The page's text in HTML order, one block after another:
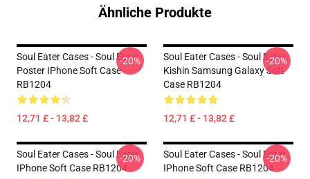
Ähnliche Produkte
Soul Eater Cases - Soul Eater
Poster IPhone Soft Case
RB1204
12,71 £ - 13,82 £
-20%
Soul Eater Cases - Soul Eater
Kishin Samsung Galaxy Soft
Case RB1204
12,71 £ - 13,82 £
-20%
Soul Eater Cases - Soul Eater
IPhone Soft Case RB1204
-20%
Soul Eater Cases - Soul Eater
IPhone Soft Case RB1204
-20%